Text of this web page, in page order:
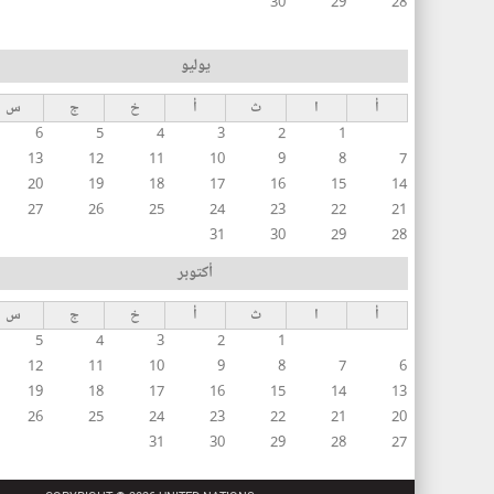
يوليو
أ ا ث أ خ ج
س
1
2
3
4
5
6
7
8
9
10
11
12
13
14
15
16
17
18
19
20
21
22
23
24
25
26
27
28
29
30
31
أكتوبر
أ ا ث أ خ ج
س
1
2
3
4
5
6
7
8
9
10
11
12
13
14
15
16
17
18
19
20
21
22
23
24
25
26
27
28
29
30
31